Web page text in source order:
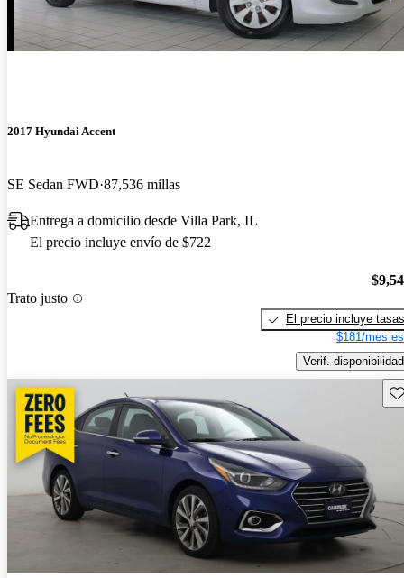
2017 Hyundai Accent
SE Sedan FWD 87,536 millas
Entrega a domicilio desde Villa Park, IL
El precio incluye envío de $722
Trato justo
El precio incluye tasas
$181/mes
Verif. disponibilidad